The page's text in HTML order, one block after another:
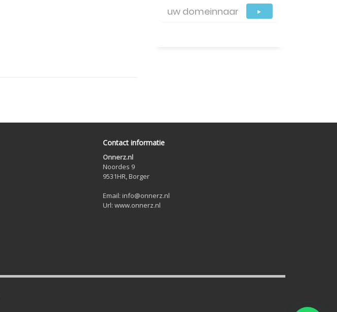
►
Contact informatie
Onnerz.nl
Noordes 9
9531HR, Borger
Email: info@onnerz.nl
Url: www.onnerz.nl